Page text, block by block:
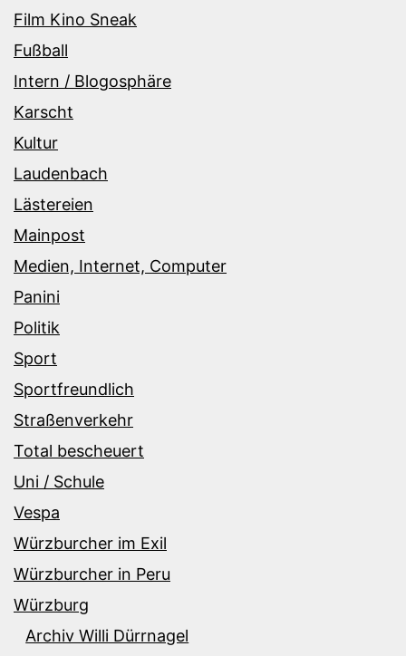
Film Kino Sneak
Fußball
Intern / Blogosphäre
Karscht
Kultur
Laudenbach
Lästereien
Mainpost
Medien, Internet, Computer
Panini
Politik
Sport
Sportfreundlich
Straßenverkehr
Total bescheuert
Uni / Schule
Vespa
Würzburcher im Exil
Würzburcher in Peru
Würzburg
Archiv Willi Dürrnagel